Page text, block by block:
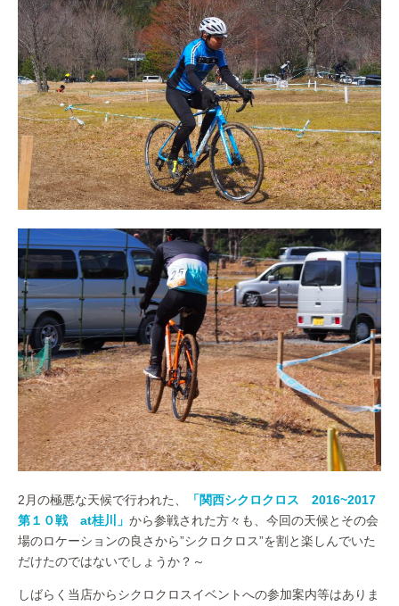
2月の極悪な天候で行われた、
「関西シクロクロス 2016~2017
第１０戦 at桂川」 から参戦された方々も、今回の天候とその会
場のロケーションの良さから”シクロクロス”を割と楽しんでいた
だけたのではないでしょうか？～
しばらく当店からシクロクロスイベントへの参加案内等はありま